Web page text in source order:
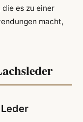
es zu einer
macht,